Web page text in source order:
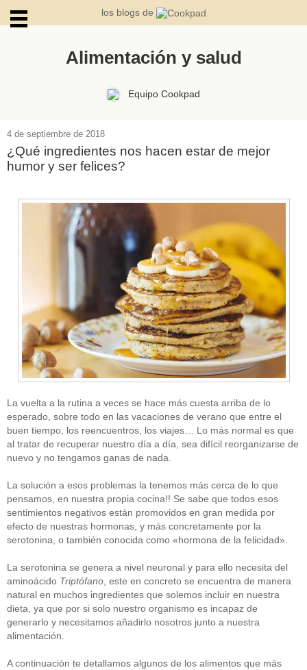
los blogs de
Alimentación y salud
Equipo Cookpad
4 de septiembre de 2018
¿Qué ingredientes nos hacen estar de mejor
humor y ser felices?
La vuelta a la rutina a veces se hace más cuesta arriba de lo
esperado, sobre todo en las vacaciones de verano que entre el
buen tiempo, los reencuentros, los viajes… Lo más normal es que
al tratar de recuperar nuestro día a día, sea difícil reorganizarse de
nuevo y no tengamos ganas de nada.
La solución a esos problemas la tenemos más cerca de lo que
pensamos, en nuestra propia cocina!! Se sabe que todos esos
sentimientos negativos están promovidos en gran medida por
efecto de nuestras hormonas, y más concretamente por la
serotonina, o también conocida como «hormona de la felicidad».
La serotonina se genera a nivel neuronal y para ello necesita del
aminoácido Triptófano, este en concreto se encuentra de manera
natural en muchos ingredientes que solemos incluir en nuestra
dieta, ya que por si solo nuestro organismo es incapaz de
generarlo y necesitamos añadirlo nosotros junto a nuestra
alimentación.
A continuación te detallamos algunos de los alimentos que más